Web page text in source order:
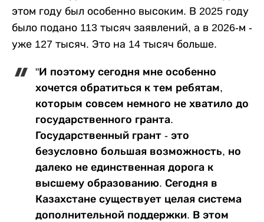
этом году был особенно высоким. В 2025 году
было подано 113 тысяч заявлений, а в 2026-м -
уже 127 тысяч. Это на 14 тысяч больше.
"И поэтому сегодня мне особенно
хочется обратиться к тем ребятам,
которым совсем немного не хватило до
государственного гранта.
Государственный грант - это
безусловно большая возможность, но
далеко не единственная дорога к
высшему образованию. Сегодня в
Казахстане существует целая система
дополнительной поддержки. В этом